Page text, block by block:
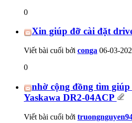
0
Xin giúp đỡ cài đặt
Viết bài cuối bởi conga 06-03-
0
nhờ cộng đồng tìm giúp
Yaskawa DR2-04ACP
Viết bài cuối bởi